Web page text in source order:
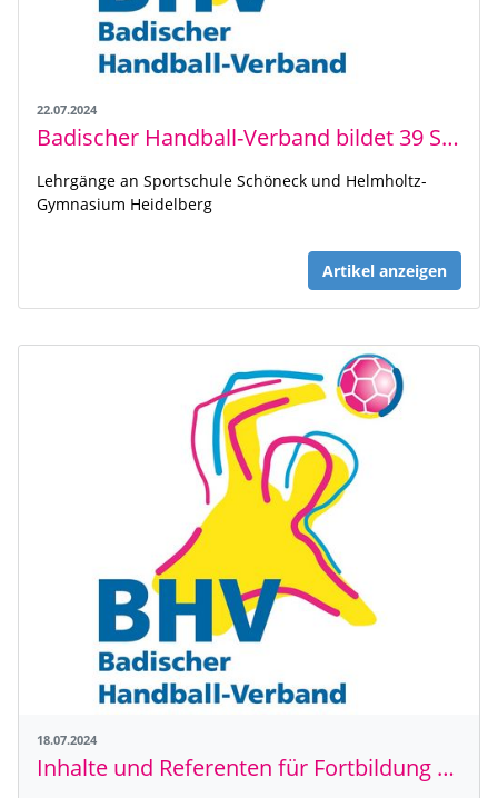
22.07.2024
Badischer Handball-Verband bildet 39 Schülermentor*innen erfolgreich aus
Lehrgänge an Sportschule Schöneck und Helmholtz-
Gymnasium Heidelberg
Artikel anzeigen
18.07.2024
Inhalte und Referenten für Fortbildung 5-2024 final!